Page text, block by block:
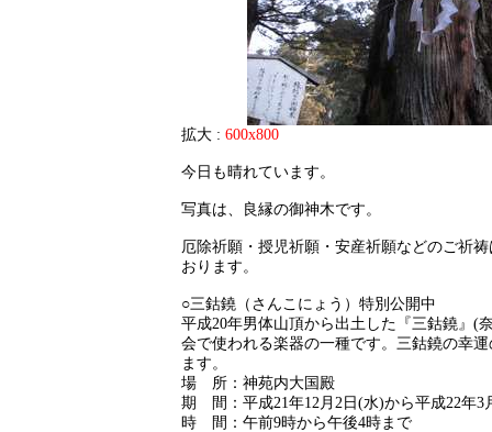
拡大 : 600x800
今日も晴れています。
写真は、良縁の御神木です。
厄除祈願・授児祈願・安産祈願などのご祈
おります。
○三鈷鐃（さんこにょう）特別公開中
平成20年男体山頂から出土した『三鈷鐃』(
会で使われる楽器の一種です。三鈷鐃の幸
ます。
場 所：神苑内大国殿
期 間：平成21年12月2日(水)から平成22年3
時 間：午前9時から午後4時まで